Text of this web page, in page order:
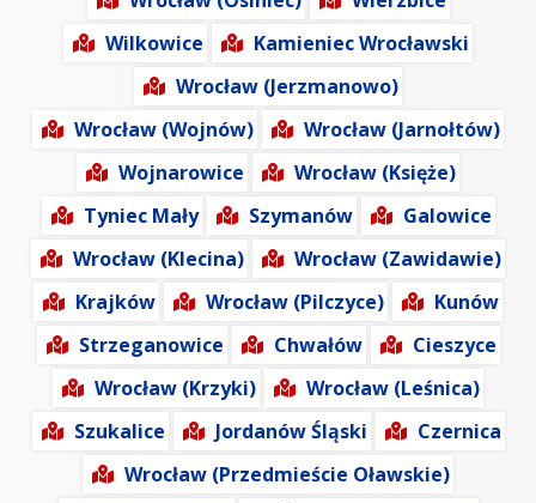
Wilkowice
Kamieniec Wrocławski
Wrocław (Jerzmanowo)
Wrocław (Wojnów)
Wrocław (Jarnołtów)
Wojnarowice
Wrocław (Księże)
Tyniec Mały
Szymanów
Galowice
Wrocław (Klecina)
Wrocław (Zawidawie)
Krajków
Wrocław (Pilczyce)
Kunów
Strzeganowice
Chwałów
Cieszyce
Wrocław (Krzyki)
Wrocław (Leśnica)
Szukalice
Jordanów Śląski
Czernica
Wrocław (Przedmieście Oławskie)